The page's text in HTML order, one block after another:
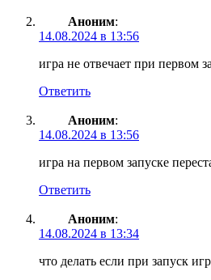
Аноним:
14.08.2024 в 13:56
игра не отвечает при первом
Ответить
Аноним:
14.08.2024 в 13:56
игра на первом запуске
Ответить
Аноним:
14.08.2024 в 13:34
что делать если при запуск